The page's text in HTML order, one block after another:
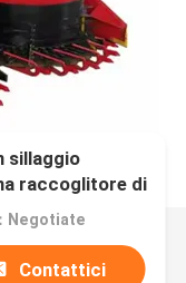
sillaggio
raccoglitore di
Negotiate
Contattici